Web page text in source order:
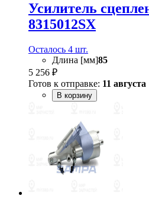
Усилитель
8315012SX
Осталось 4 шт.
Длина [мм]85
5 256 ₽
Готов к отправке: 11 августа
В корзину